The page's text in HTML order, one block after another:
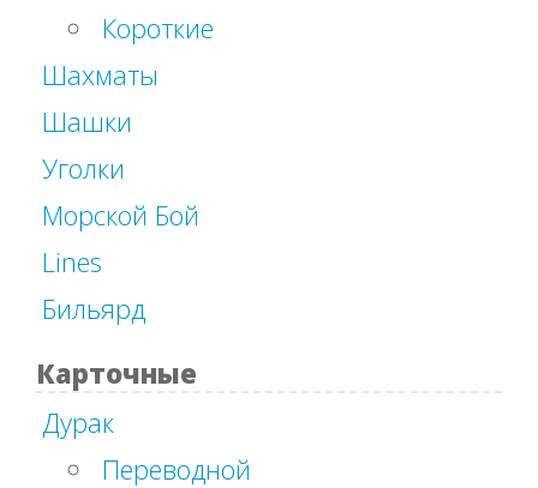
Короткие
Шахматы
Шашки
Уголки
Морской Бой
Lines
Бильярд
Карточные
Дурак
Переводной